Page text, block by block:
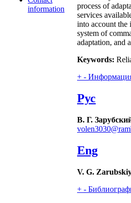
information
process of
services
into account the
system of
adaptation, and
Keywords:
+ -
Рус
В. Г.
Eng
V. G.
+ -